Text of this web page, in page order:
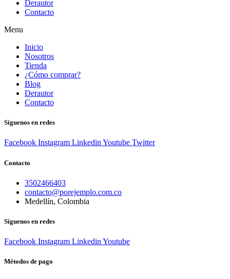
Derautor
Contacto
Menu
Inicio
Nosotros
Tienda
¿Cómo comprar?
Blog
Derautor
Contacto
Síguenos en redes
Facebook Instagram LinkedinYoutube Twitter
Contacto
3502466403
contacto@porejemplo.com.co
Medellín, Colombia
Síguenos en redes
Facebook Instagram Linkedin Youtube
Métodos de pago